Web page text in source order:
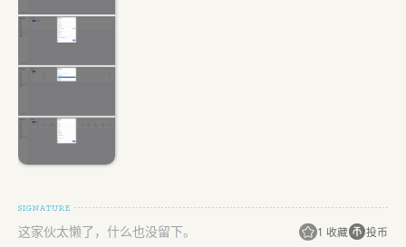
这家伙太懒了，什么也没留下。 1 收藏 投币